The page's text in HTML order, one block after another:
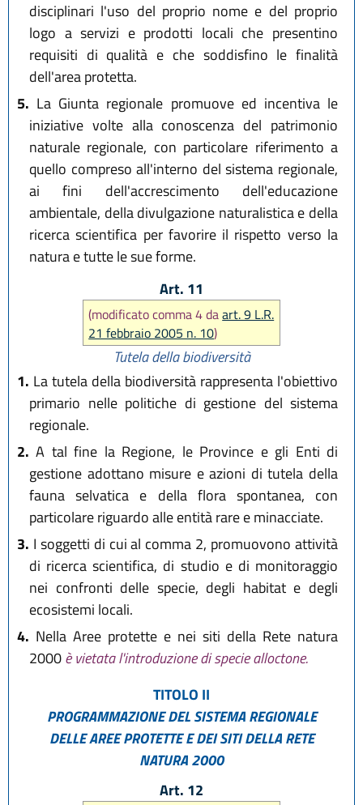
disciplinari l'uso del proprio nome e del proprio
logo a servizi e prodotti locali che presentino
requisiti di qualità e che soddisfino le finalità
dell'area protetta.
5. La Giunta regionale promuove ed incentiva le
iniziative volte alla conoscenza del patrimonio
naturale regionale, con particolare riferimento a
quello compreso all'interno del sistema regionale,
ai fini dell'accrescimento dell'educazione
ambientale, della divulgazione naturalistica e della
ricerca scientifica per favorire il rispetto verso la
natura e tutte le sue forme.
Art. 11
(modificato comma 4 daart. 9 L.R.
21 febbraio 2005 n. 10)
Tutela della biodiversità
1. La tutela della biodiversità rappresenta l'obiettivo
primario nelle politiche di gestione del sistema
regionale.
2. A tal fine la Regione, le Province e gli Enti di
gestione adottano misure e azioni di tutela della
fauna selvatica e della flora spontanea, con
particolare riguardo alle entità rare e minacciate.
3. I soggetti di cui al comma 2, promuovono attività
di ricerca scientifica, di studio e di monitoraggio
nei confronti delle specie, degli habitat e degli
ecosistemi locali.
4. Nella Aree protette e nei siti della Rete natura
2000è vietata l'introduzione di specie alloctone.
TITOLO II
PROGRAMMAZIONE DEL SISTEMA REGIONALE
DELLE AREE PROTETTE E DEI SITI DELLA RETE
NATURA 2000
Art. 12